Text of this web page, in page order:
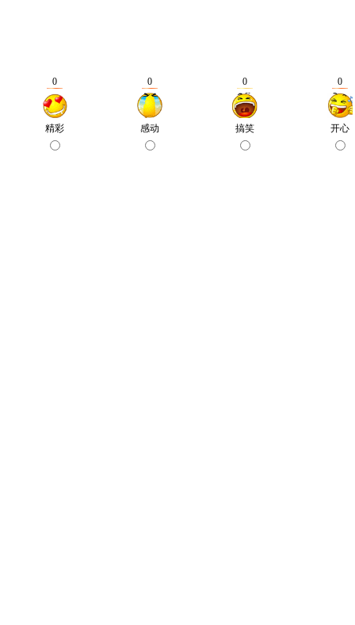
0
精彩
0
感动
0
搞笑
0
开心